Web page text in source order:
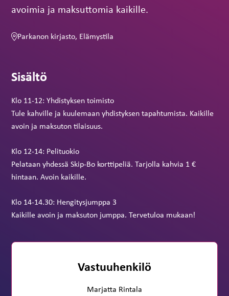
avoimia ja maksuttomia kaikille.
Parkanon kirjasto, Elämystila
Sisältö
Klo 11-12: Yhdistyksen toimisto
Tule kahville ja kuulemaan yhdistyksen tapahtumista. Kaikille
avoin ja maksuton tilaisuus.
Klo 12-14: Pelituokio
Pelataan yhdessä Skip-Bo korttipeliä. Tarjolla kahvia 1 €
hintaan. Avoin kaikille.
Klo 14-14.30: Hengitysjumppa 3
Kaikille avoin ja maksuton jumppa. Tervetuloa mukaan!
Vastuuhenkilö
Marjatta Rintala